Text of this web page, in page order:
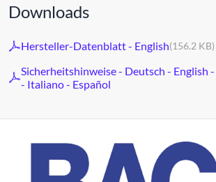
Downloads
Hersteller-Datenblatt - English(156.2 KB)
Sicherheitshinweise - Deutsch - English
- Italiano - Español